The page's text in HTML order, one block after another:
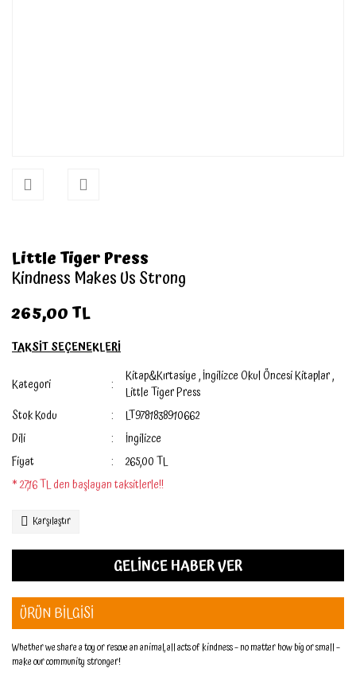
Little Tiger Press
Kindness Makes Us Strong
265,00 TL
TAKSİT SEÇENEKLERİ
Kategori Kitap&Kırtasiye,İngilizce Okul Öncesi Kitaplar,
Little Tiger Press
Stok Kodu
LT9781838910662
Dili
İngilizce
Fiyat
265,00 TL
* 27,16 TL den başlayan taksitlerle!!
Karşılaştır
GELİNCE HABER VER
ÜRÜN BİLGİSİ
Whether we share a toy or rescue an animal, all acts of kindness – no matter how big or small –
make our community stronger!